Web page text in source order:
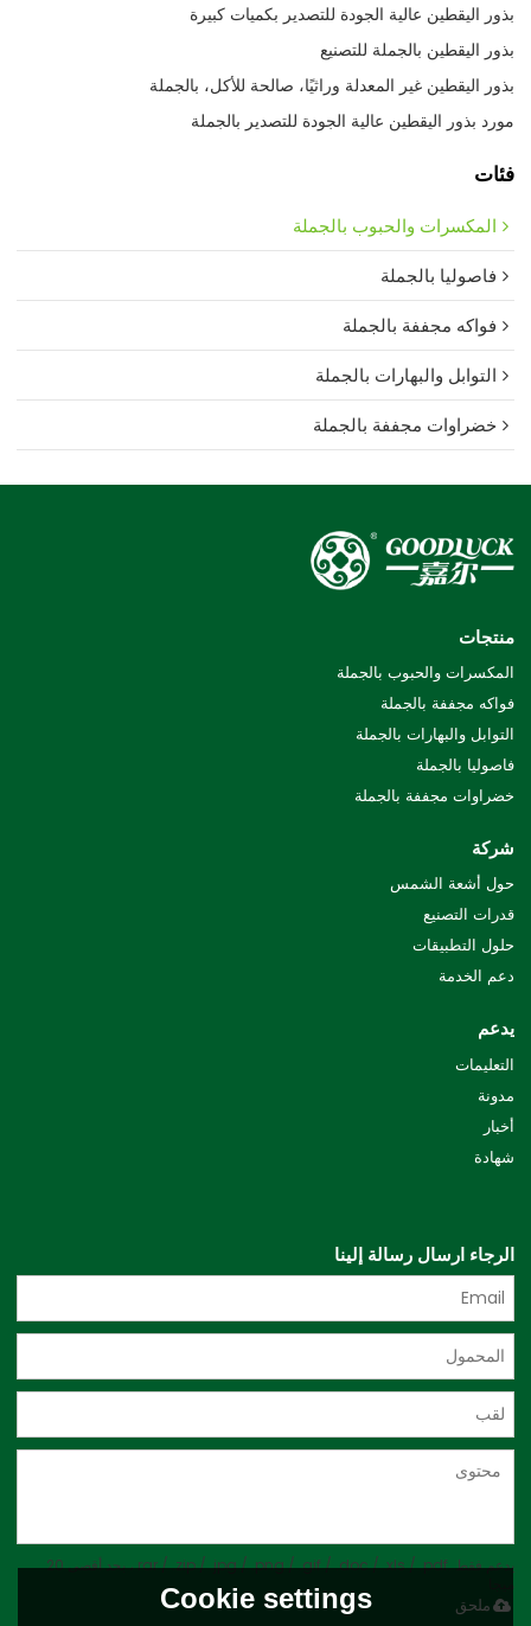
بذور اليقطين عالية الجودة للتصدير بكميات كبيرة
بذور اليقطين بالجملة للتصنيع
بذور اليقطين غير المعدلة وراثيًا، صالحة للأكل، بالجملة
مورد بذور اليقطين عالية الجودة للتصدير بالجملة
فئات
المكسرات والحبوب بالجملة
فاصوليا بالجملة
فواكه مجففة بالجملة
التوابل والبهارات بالجملة
خضراوات مجففة بالجملة
منتجات
المكسرات والحبوب بالجملة
فواكه مجففة بالجملة
التوابل والبهارات بالجملة
فاصوليا بالجملة
خضراوات مجففة بالجملة
شركة
حول أشعة الشمس
قدرات التصنيع
حلول التطبيقات
دعم الخدمة
يدعم
التعليمات
مدونة
أخبار
شهادة
الرجاء ارسال رسالة إلينا
يدعم فقط .rar / .zip / .jpg / .png / .gif / .doc / .xls / .pdf ، بحد أقصى 20
ملحق Cookie settings